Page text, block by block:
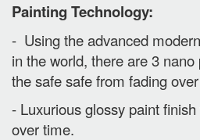
Painting Technology:
- Using the advanced
in the world, there are 3
the safe safe from fading
- Luxurious glossy paint
over time.